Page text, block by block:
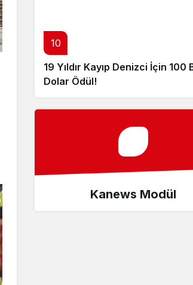
10
19 Yıldır Kayıp Denizci İçin 100
Dolar Ödül!
Kanews Modül